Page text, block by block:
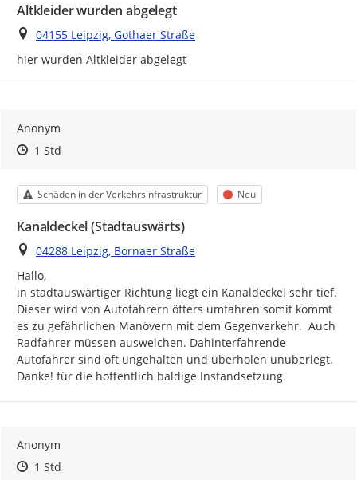
Altkleider wurden abgelegt
Ort
04155 Leipzig, Gothaer Straße
Anonym
Zeitpunkt des Erstellens
Zeitpunkt des Erstellens
1 StdZur Äußerung
Kategorie
Schäden in der Verkehrsinfrastruktur Status
Neu
Kanaldeckel (Stadtauswärts)
Ort
04288 Leipzig, Bornaer Straße
Hallo,
in stadtauswärtiger Richtung liegt ein Kanaldeckel sehr tief.
Dieser wird von Autofahrern öfters umfahren somit kommt
es zu gefährlichen Manövern mit dem Gegenverkehr.  Auch
Radfahrer müssen ausweichen. Dahinterfahrende
Autofahrer sind oft ungehalten und überholen unüberlegt.
Danke! für die hoffentlich baldige Instandsetzung.
Anonym
Zeitpunkt des Erstellens
Zeitpunkt des Erstellens
1 StdZur Äußerung